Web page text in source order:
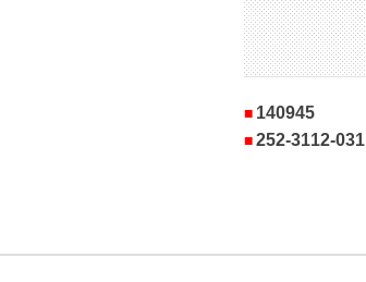
140945
252-3112-031